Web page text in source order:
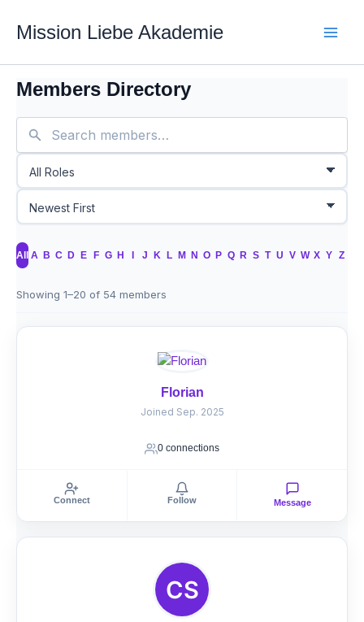
InhaltMission Liebe Akademie
Members Directory
All A B C D E F G H I J K L M N O P Q R S T U V W X Y Z
Showing 1–20 of 54 members
Florian
Joined Sep. 2025
0 connections
Connect Follow Message